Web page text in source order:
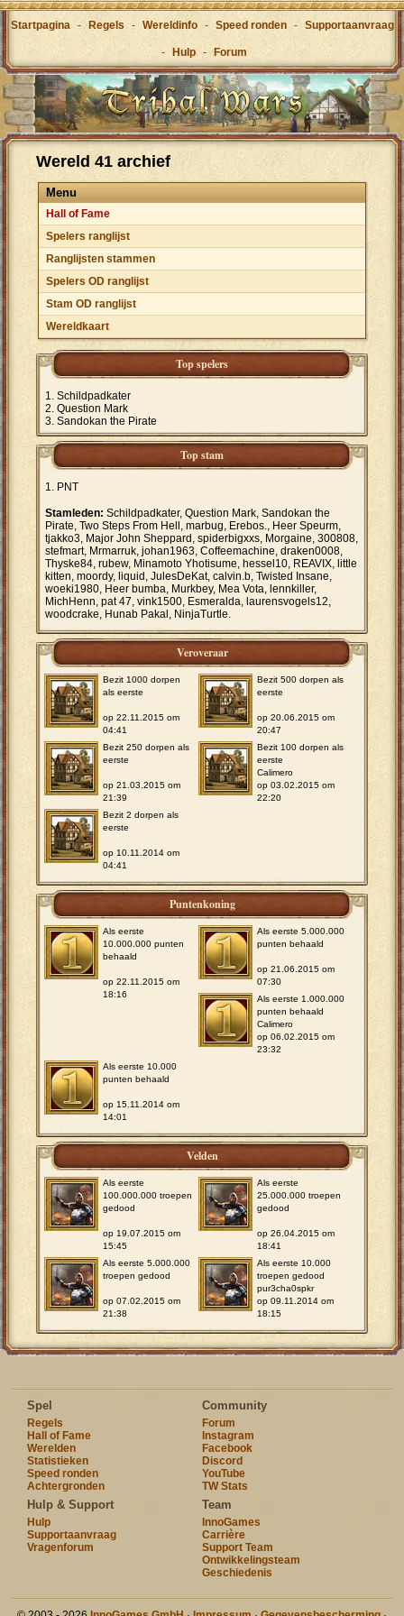
Startpagina - Regels - Wereldinfo - Speed ronden - Supportaanvraag
- Hulp - Forum
Wereld 41 archief
Menu
Hall of Fame
Spelers ranglijst
Ranglijsten stammen
Spelers OD ranglijst
Stam OD ranglijst
Wereldkaart
Top spelers
Schildpadkater
Question Mark
Sandokan the Pirate
Top stam
PNT
Stamleden: Schildpadkater, Question Mark, Sandokan the
Pirate, Two Steps From Hell, marbug, Erebos., Heer Speurm,
tjakko3, Major John Sheppard, spiderbigxxs, Morgaine, 300808,
stefmart, Mrmarruk, johan1963, Coffeemachine, draken0008,
Thyske84, rubew, Minamoto Yhotisume, hessel10, REAVIX, little
kitten, moordy, liquid, JulesDeKat, calvin.b, Twisted Insane,
woeki1980, Heer bumba, Murkbey, Mea Vota, lennkiller,
MichHenn, pat 47, vink1500, Esmeralda, laurensvogels12,
woodcrake, Hunab Pakal, NinjaTurtle.
Veroveraar
Bezit 1000 dorpen
als eerste
op 22.11.2015 om
04:41
Bezit 500 dorpen als
eerste
op 20.06.2015 om
20:47
Bezit 250 dorpen als
eerste
op 21.03.2015 om
21:39
Bezit 100 dorpen als
eerste
Calimero
op 03.02.2015 om
22:20
Bezit 2 dorpen als
eerste
op 10.11.2014 om
04:41
Puntenkoning
Als eerste
10.000.000 punten
behaald
op 22.11.2015 om
18:16
Als eerste 5.000.000
punten behaald
op 21.06.2015 om
07:30
Als eerste 1.000.000
punten behaald
Calimero
op 06.02.2015 om
23:32
Als eerste 10.000
punten behaald
op 15.11.2014 om
14:01
Velden
Als eerste
100.000.000 troepen
gedood
op 19.07.2015 om
15:45
Als eerste
25.000.000 troepen
gedood
op 26.04.2015 om
18:41
Als eerste 5.000.000
troepen gedood
op 07.02.2015 om
21:38
Als eerste 10.000
troepen gedood
pur3cha0spkr
op 09.11.2014 om
18:15
Spel
Regels
Hall of Fame
Werelden
Statistieken
Speed ronden
Achtergronden
Community
Forum
Instagram
Facebook
Discord
YouTube
TW Stats
Hulp & Support
Hulp
Supportaanvraag
Vragenforum
Team
InnoGames
Carrière
Support Team
Ontwikkelingsteam
Geschiedenis